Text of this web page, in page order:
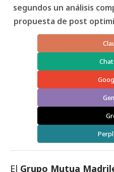
segundos un análisis
propuesta de post
El Grupo Mutua